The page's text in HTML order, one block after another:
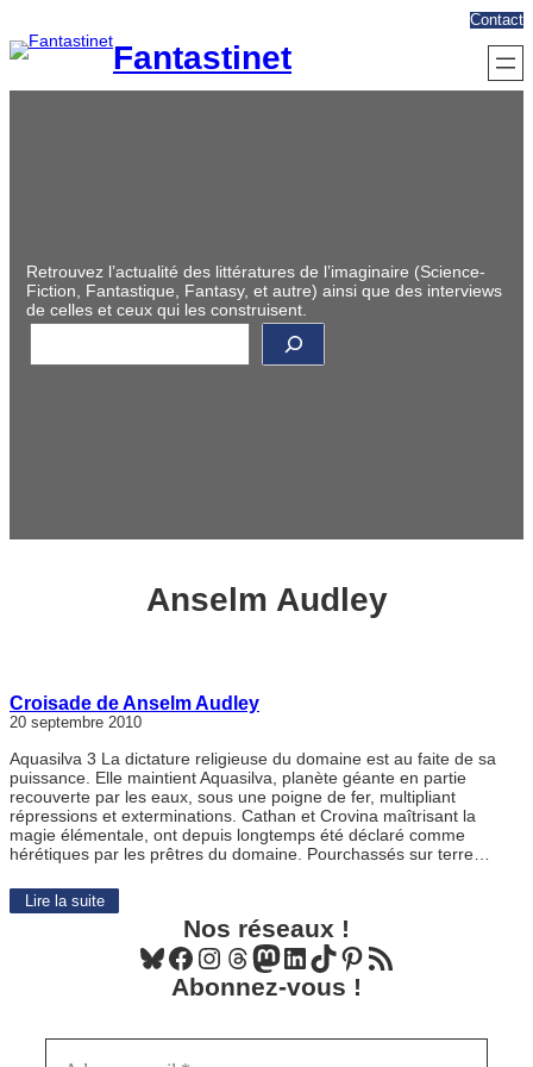
au
contenu
Fantastinet
Contact
Retrouvez l’actualité des littératures de l’imaginaire (Science-
Fiction, Fantastique, Fantasy, et autre) ainsi que des interviews
de celles et ceux qui les construisent.
R
c
Anselm Audley
Croisade de Anselm Audley
20 septembre 2010
Aquasilva 3 La dictature religieuse du domaine est au faite de sa
puissance. Elle maintient Aquasilva, planète géante en partie
recouverte par les eaux, sous une poigne de fer, multipliant
répressions et exterminations. Cathan et Crovina maîtrisant la
magie élémentale, ont depuis longtemps été déclaré comme
hérétiques par les prêtres du domaine. Pourchassés sur terre…
Lire la suite
Nos réseaux !
Bluesky Facebook Instagram Threads Mastodon LinkedIn TikTok Pinterest Flux RSS
Abonnez-vous !